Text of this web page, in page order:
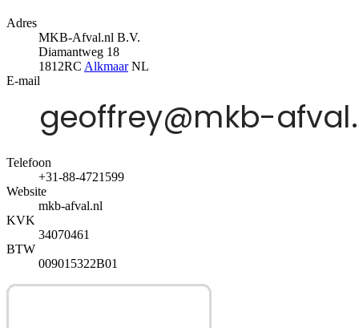
Adres
MKB-Afval.nl B.V.
Diamantweg 18
1812RC AlkmaarNL
E-mail
Telefoon
+31-88-4721599
Website
mkb-afval.nl
KVK
34070461
BTW
009015322B01